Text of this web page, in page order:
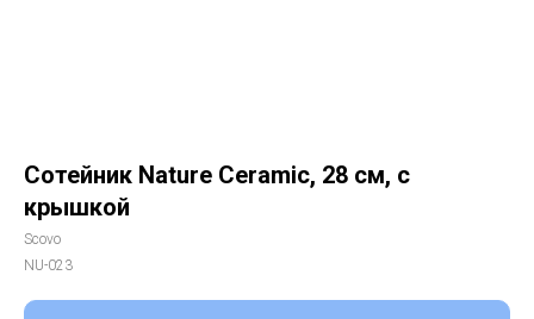
Сотейник Nature Ceramic, 28 см, с
крышкой
Scovo
NU-023